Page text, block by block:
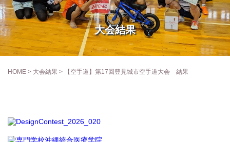
大会結果
HOME > 大会結果 > 【空手道】第17回豊見城市空手道大会 結果